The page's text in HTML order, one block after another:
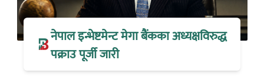
नेपाल इन्भेष्टमेन्ट मेगा बैंकका अध्यक्षविरुद्ध
पक्राउ पूर्जी जारी